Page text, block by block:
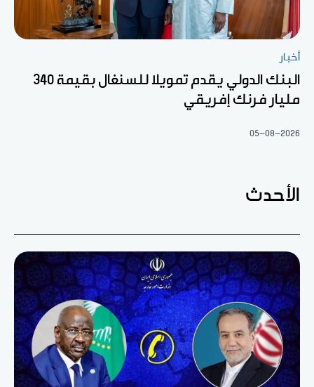
أخبار
البنك الدولي يقدم تمويلا للسنغال بقيمة 340
مليار فرنك إفريقي
05-08-2026
الأحدث